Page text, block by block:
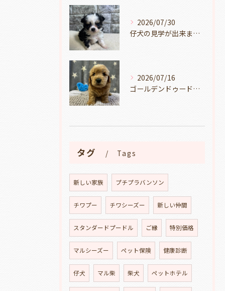
2026/07/30
仔犬の見学が出来ます🐶岐阜県養老町のブリーダーワンダフルパピーです。
2026/07/16
ゴールデンドゥードルの仔犬の見学が出来ます🐶🐶🐶岐阜県養老町のブリーダーワンダフルパピーです。
タグ Tags
新しい家族 プチプラバンソン
チワプー チワシーズー 新しい仲間
スタンダードプードル ご縁 特別価格
マルシーズー ペット保険 健康診断
仔犬 マル柴 柴犬 ペットホテル